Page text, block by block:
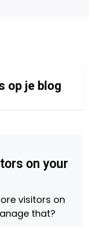
op je blog
on your
visitors on
that?